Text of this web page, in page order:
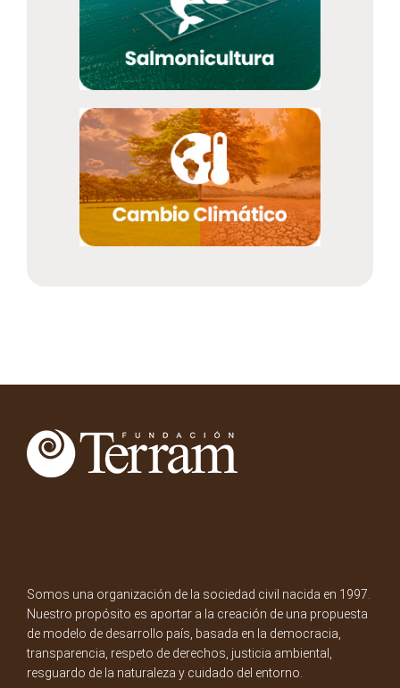
Somos una organización de la sociedad civil nacida en 1997.
Nuestro propósito es aportar a la creación de una propuesta
de modelo de desarrollo país, basada en la democracia,
transparencia, respeto de derechos, justicia ambiental,
resguardo de la naturaleza y cuidado del entorno.